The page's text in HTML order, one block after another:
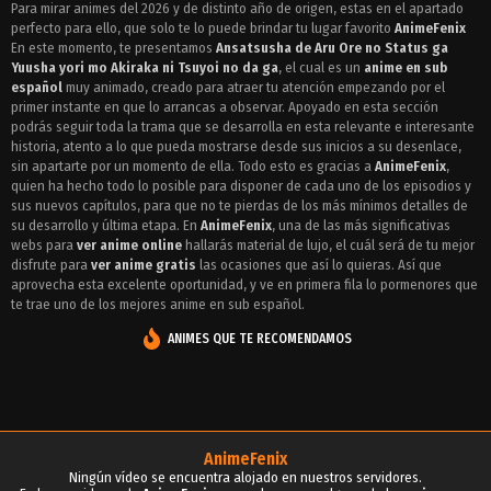
Episodio 3 - Ansatsusha de Aru Ore no Status ga Yuusha yori mo Akiraka ni Tsuyoi no da ga
Episodio 2 - Ansatsusha de Aru Ore no Status ga Yuusha yori mo Akiraka ni Tsuyoi no da ga
Episodio 1 - Ansatsusha de Aru Ore no Status ga Yuusha yori mo Akiraka ni Tsuyoi no da ga
Para mirar animes del 2026 y de distinto año de origen, estas en el apartado
perfecto para ello, que solo te lo puede brindar tu lugar favorito AnimeFenix
En este momento, te presentamos Ansatsusha de Aru Ore no Status ga
Yuusha yori mo Akiraka ni Tsuyoi no da ga, el cual es un anime en sub
español muy animado, creado para atraer tu atención empezando por el
primer instante en que lo arrancas a observar. Apoyado en esta sección
podrás seguir toda la trama que se desarrolla en esta relevante e interesante
historia, atento a lo que pueda mostrarse desde sus inicios a su desenlace,
sin apartarte por un momento de ella. Todo esto es gracias a AnimeFenix,
quien ha hecho todo lo posible para disponer de cada uno de los episodios y
sus nuevos capítulos, para que no te pierdas de los más mínimos detalles de
su desarrollo y última etapa. En AnimeFenix, una de las más significativas
webs para ver anime online hallarás material de lujo, el cuál será de tu mejor
disfrute para ver anime gratis las ocasiones que así lo quieras. Así que
aprovecha esta excelente oportunidad, y ve en primera fila lo pormenores que
te trae uno de los mejores anime en sub español.
ANIMES QUE TE RECOMENDAMOS
AnimeFenix
Ningún vídeo se encuentra alojado en nuestros servidores.